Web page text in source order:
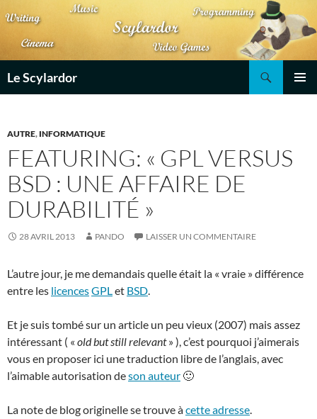
au
contenu
Le Scylardor
AUTRE, INFORMATIQUE
FEATURING: « GPL VERSUS
BSD : UNE AFFAIRE DE
DURABILITÉ »
28 AVRIL 2013 PANDO LAISSER UN COMMENTAIRE
L’autre jour, je me demandais quelle était la « vraie » différence
entre les licencesGPLet BSD.
Et je suis tombé sur un article un peu vieux (2007) mais assez
intéressant ( « old but still relevant» ), c’est pourquoi j’aimerais
vous en proposer ici une traduction libre de l’anglais, avec
l’aimable autorisation deson auteur 🙂
La note de blog originelle se trouve àcette adresse.